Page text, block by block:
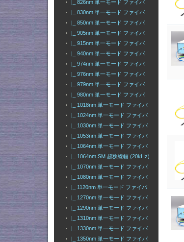
|_ 826nm 単一モード ファイバ
|_ 830nm 単一モード ファイバ
|_ 850nm 単一モード ファイバ
|_ 905nm 単一モード ファイバ
|_ 915nm 単一モード ファイバ
|_ 940nm 単一モード ファイバ
|_ 974nm 単一モード ファイバ
|_ 976nm 単一モード ファイバ
|_ 979nm 単一モード ファイバ
|_ 980nm 単一モード ファイバ
|_ 1018nm 単一モード ファイバ
|_ 1024nm 単一モード ファイバ
|_ 1030nm 単一モード ファイバ
|_ 1053nm 単一モード ファイバ
|_ 1064nm 単一モード ファイバ
|_ 1064nm SM 超狭線幅 (20kHz)
|_ 1070nm 単一モード ファイバ
|_ 1080nm 単一モード ファイバ
|_ 1120nm 単一モード ファイバ
|_ 1270nm 単一モード ファイバ
|_ 1290nm 単一モード ファイバ
|_ 1310nm 単一モード ファイバ
|_ 1330nm 単一モード ファイバ
|_ 1350nm 単一モード ファイバ